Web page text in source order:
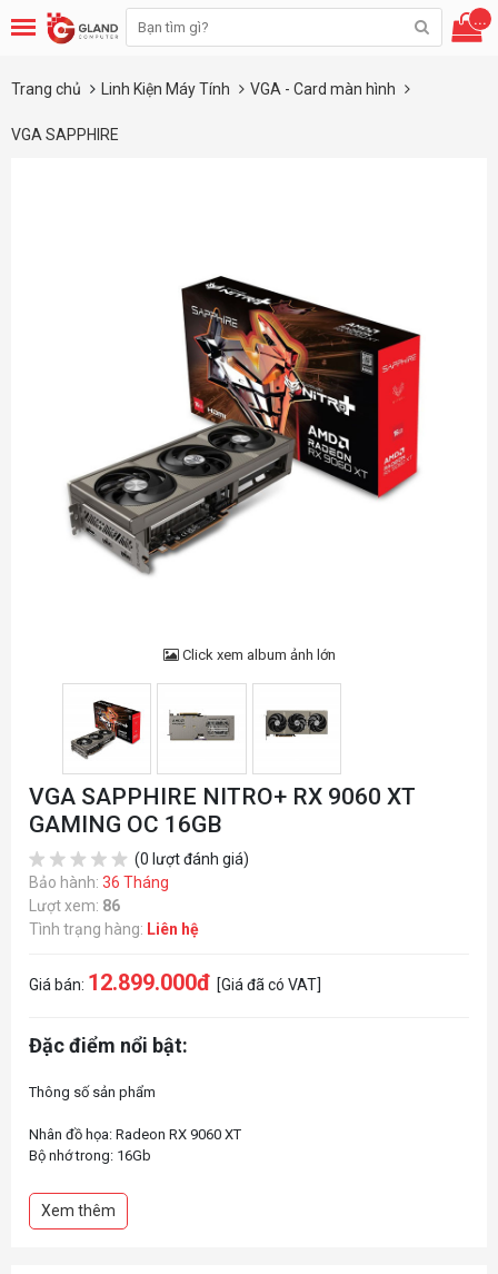
...
Trang chủ Linh Kiện Máy Tính VGA - Card màn hình
VGA SAPPHIRE
Click xem album ảnh lớn
VGA SAPPHIRE NITRO+ RX 9060 XT
GAMING OC 16GB
(0 lượt đánh giá)
Bảo hành: 36 Tháng
Lượt xem: 86
Tình trạng hàng: Liên hệ
Giá bán: 12.899.000đ [Giá đã có VAT]
Đặc điểm nổi bật:
Thông số sản phẩm
Nhân đồ họa: Radeon RX 9060 XT
Bộ nhớ trong: 16Gb
Giao diện bộ nhớ: 128 bit
Xem thêm